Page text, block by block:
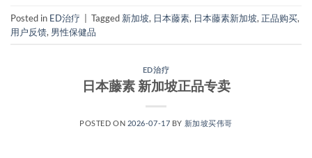
Posted in ED治疗 Tagged 新加坡, 日本藤素, 日本藤素新加坡, 正品购买,
用户反馈, 男性保健品
ED治疗
日本藤素 新加坡正品专卖
POSTED ON 2026-07-17 BY 新加坡买伟哥